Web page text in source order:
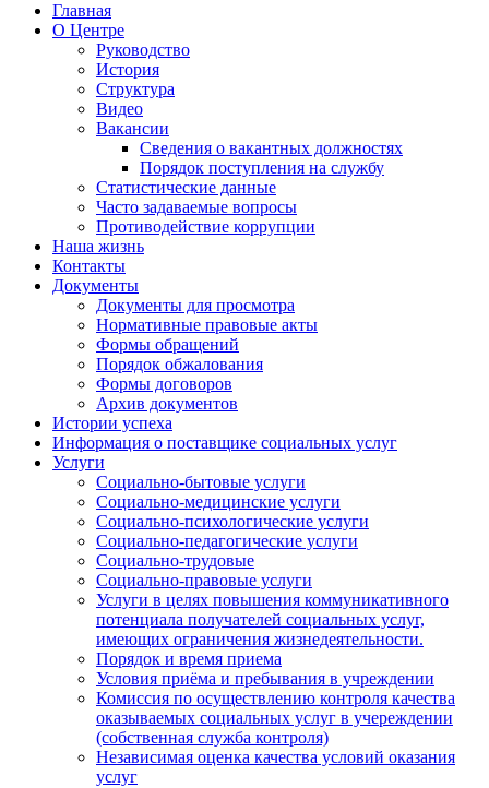
Главная
О Центре
Руководство
История
Структура
Видео
Вакансии
Сведения о вакантных должностях
Порядок поступления на службу
Статистические данные
Часто задаваемые вопросы
Противодействие коррупции
Наша жизнь
Контакты
Документы
Документы для просмотра
Нормативные правовые акты
Формы обращений
Порядок обжалования
Формы договоров
Архив документов
Истории успеха
Информация о поставщике социальных услуг
Услуги
Социально-бытовые услуги
Социально-медицинские услуги
Социально-психологические услуги
Социально-педагогические услуги
Социально-трудовые
Социально-правовые услуги
Услуги в целях повышения коммуникативного
потенциала получателей социальных услуг,
имеющих ограничения жизнедеятельности.
Порядок и время приема
Условия приёма и пребывания в учреждении
Комиссия по осуществлению контроля качества
оказываемых социальных услуг в учереждении
(собственная служба контроля)
Независимая оценка качества условий оказания
услуг